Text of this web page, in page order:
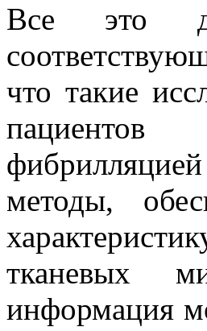
Все это
что такие
пациентов
методы,
тканевых
информация